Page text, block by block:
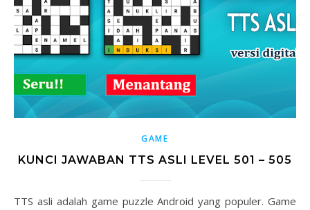
GAME
KUNCI JAWABAN TTS ASLI LEVEL 501 – 505
TTS asli adalah game puzzle Android yang populer. Game